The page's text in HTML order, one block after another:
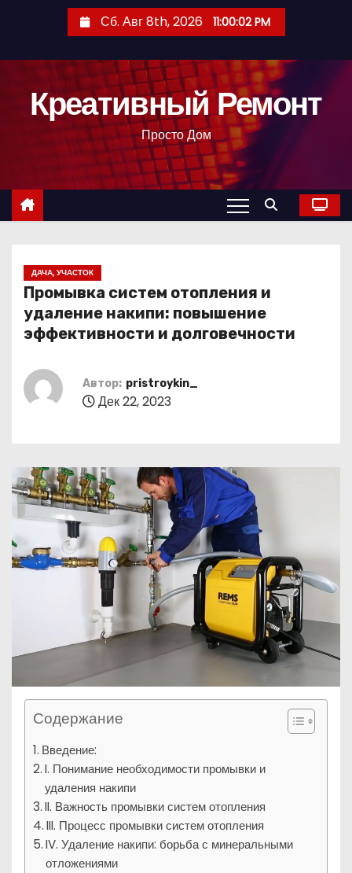
с
Сб. Авг 8th, 2026 11:00:03 PM
Креативный Ремонт
Просто Дом
ДАЧА, УЧАСТОК
Промывка систем отопления и
удаление накипи: повышение
эффективности и долговечности
Автор: pristroykin_
Дек 22, 2023
Содержание
Введение:
I. Понимание необходимости промывки и
удаления накипи
II. Важность промывки систем отопления
III. Процесс промывки систем отопления
IV. Удаление накипи: борьба с минеральными
отложениями